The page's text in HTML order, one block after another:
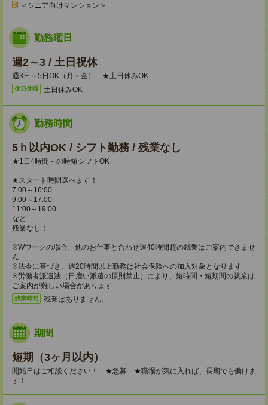
＜シニア向けマンション＞
勤務曜日
週2～3 / 土日祝休
週3日～5日OK（月～金） ★土日休みOK
休日休暇 土日休みOK
勤務時間
5ｈ以内OK / シフト勤務 / 残業なし
★1日4時間～の時短シフトOK
★スタート時間選べます！
7:00～16:00
9:00～17:00
11:00～19:00
など
残業なし！
※Wワークの場合、他のお仕事と合わせ週40時間超の就業はご案内できませ
ん
※法令に基づき、週20時間以上勤務は社会保険への加入対象となります
※労働者派遣法（日雇い派遣の原則禁止）により、短時間・短期間の就業は
ご案内が難しい場合があります
残業時間 残業はありません。
期間
短期（3ヶ月以内）
開始日はご相談ください！ ★急募 ★職場が気に入れば、長期でも働けま
す！